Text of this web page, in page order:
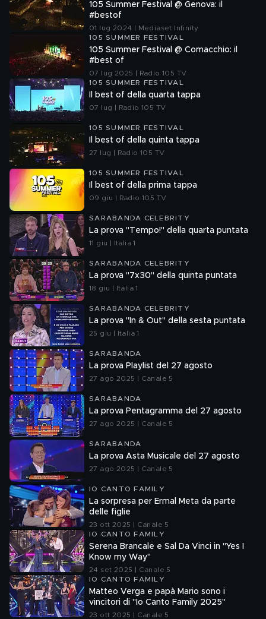
105 Summer Festival @ Genova: il
#bestof
01 lug 2024 | Mediaset Infinity
105 SUMMER FESTIVAL
105 Summer Festival @ Comacchio: il
#best of
07 lug 2025 | Radio 105 TV
105 SUMMER FESTIVAL
Il best of della quarta tappa
07 lug | Radio 105 TV
105 SUMMER FESTIVAL
Il best of della quinta tappa
27 lug | Radio 105 TV
105 SUMMER FESTIVAL
Il best of della prima tappa
09 giu | Radio 105 TV
SARABANDA CELEBRITY
La prova "Tempo!" della quarta puntata
11 giu | Italia 1
SARABANDA CELEBRITY
La prova "7x30" della quinta puntata
18 giu | Italia 1
SARABANDA CELEBRITY
La prova "In & Out" della sesta puntata
25 giu | Italia 1
SARABANDA
La prova Playlist del 27 agosto
27 ago 2025 | Canale 5
SARABANDA
La prova Pentagramma del 27 agosto
27 ago 2025 | Canale 5
SARABANDA
La prova Asta Musicale del 27 agosto
27 ago 2025 | Canale 5
IO CANTO FAMILY
La sorpresa per Ermal Meta da parte
delle figlie
23 ott 2025 | Canale 5
IO CANTO FAMILY
Serena Brancale e Sal Da Vinci in "Yes I
Know my Way"
24 set 2025 | Canale 5
IO CANTO FAMILY
Matteo Verga e papà Mario sono i
vincitori di "Io Canto Family 2025"
23 ott 2025 | Canale 5